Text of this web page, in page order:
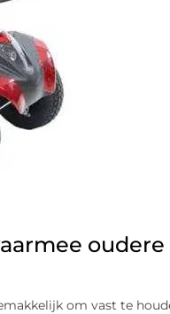
oudere
om vast te